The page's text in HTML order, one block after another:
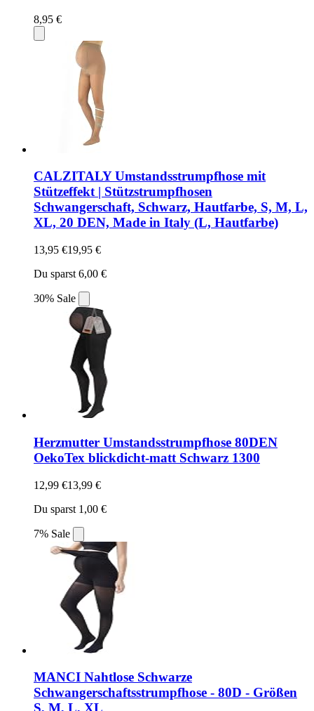
8,95 €
CALZITALY Umstandsstrumpfhose mit
Stützeffekt | Stützstrumpfhosen
Schwangerschaft, Schwarz, Hautfarbe, S, M, L,
XL, 20 DEN, Made in Italy (L, Hautfarbe)
13,95 €19,95 €
Du sparst 6,00 €
30% Sale
Herzmutter Umstandsstrumpfhose 80DEN
OekoTex blickdicht-matt Schwarz 1300
12,99 €13,99 €
Du sparst 1,00 €
7% Sale
MANCI Nahtlose Schwarze
Schwangerschaftsstrumpfhose - 80D - Größen
S, M, L, XL